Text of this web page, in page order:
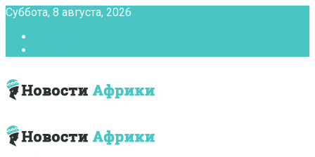
Суббота, 8 августа, 2026